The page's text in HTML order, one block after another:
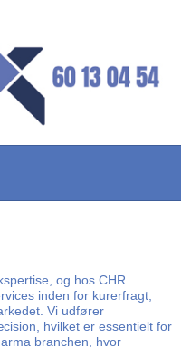
og hos CHR
inden for kurerfragt,
Vi udfører
hvilket er essentielt for
branchen, hvor